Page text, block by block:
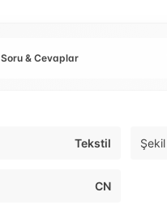
Soru & Cevaplar
Tekstil Şekil
CN